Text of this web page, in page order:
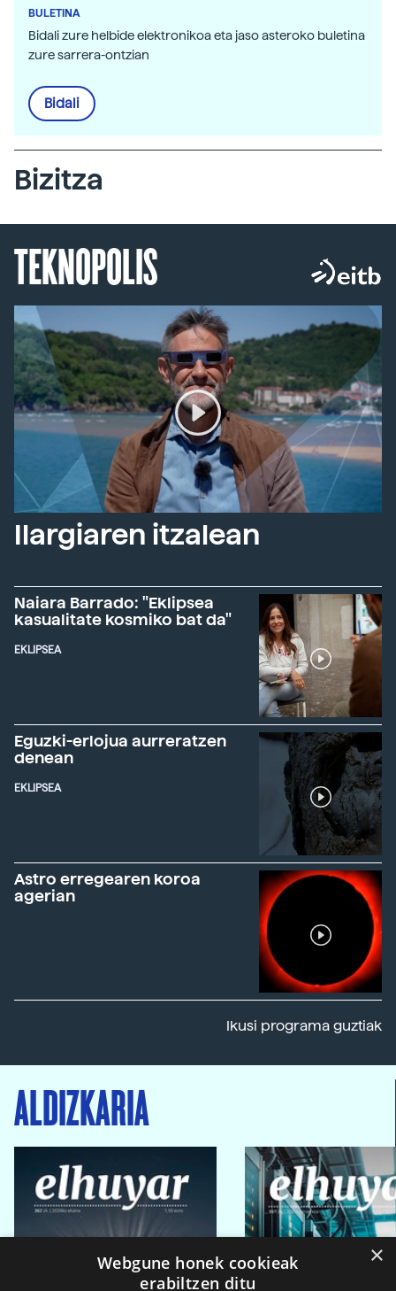
BULETINA
Bidali zure helbide elektronikoa eta jaso asteroko buletina
zure sarrera-ontzian
Bidali
Bizitza
TEKNOPOLIS
Ilargiaren itzalean
Naiara Barrado: "Eklipsea
kasualitate kosmiko bat da"
EKLIPSEA
Eguzki-erlojua aurreratzen
denean
EKLIPSEA
Astro erregearen koroa
agerian
Ikusi programa guztiak
ALDIZKARIA
×
Webgune honek cookieak
erabiltzen ditu